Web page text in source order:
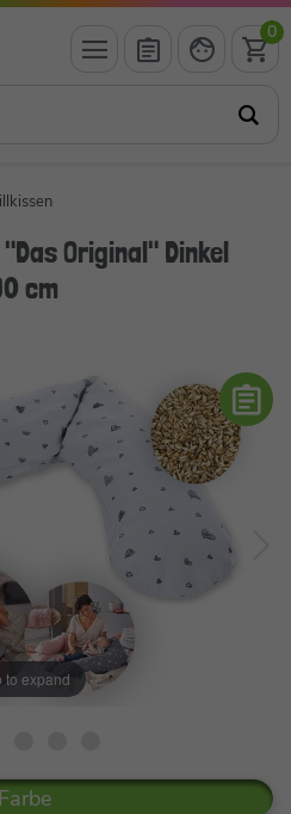
0
Original" Dinkel
cm
to expand
Farbe